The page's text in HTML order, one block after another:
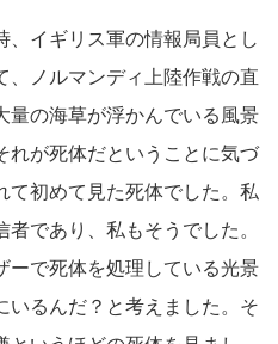
、イギリス軍の情報局員とし
、ノルマンディ上陸作戦の直
量の海草が浮かんでいる風景
れが死体だということに気づ
て初めて見た死体でした。私
であり、私もそうでした。
ーで死体を処理している光景
いるんだ？と考えました。そ